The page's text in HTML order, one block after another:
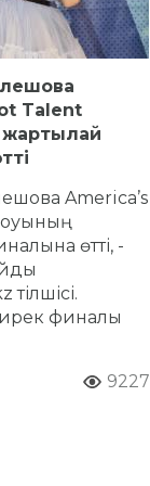
Talent
жартылай
America’s
өтті, -
финалы
9227